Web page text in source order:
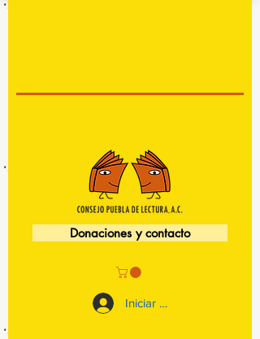
Donaciones y contacto
Iniciar sesión